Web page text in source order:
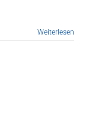
Weiterlesen